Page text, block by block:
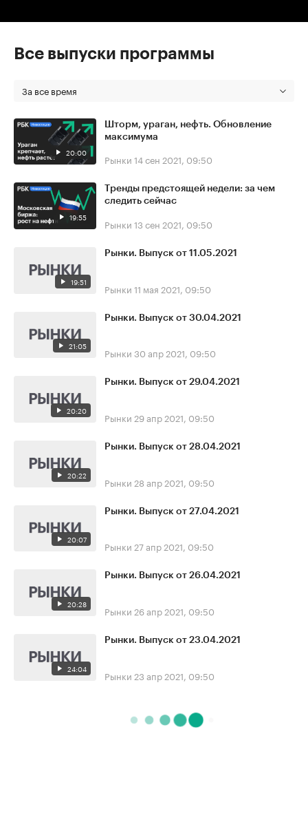
Все выпуски программы
За все время
20:00
Шторм, ураган, нефть. Обновление
максимума
Рынки 14 сен 2021, 09:50
19:55
Тренды предстоящей недели: за чем
следить сейчас
Рынки 13 сен 2021, 09:50
19:51
Рынки. Выпуск от 11.05.2021
Рынки 11 мая 2021, 09:50
21:05
Рынки. Выпуск от 30.04.2021
Рынки 30 апр 2021, 09:50
20:20
Рынки. Выпуск от 29.04.2021
Рынки 29 апр 2021, 09:50
20:22
Рынки. Выпуск от 28.04.2021
Рынки 28 апр 2021, 09:50
20:07
Рынки. Выпуск от 27.04.2021
Рынки 27 апр 2021, 09:50
20:28
Рынки. Выпуск от 26.04.2021
Рынки 26 апр 2021, 09:50
24:04
Рынки. Выпуск от 23.04.2021
Рынки 23 апр 2021, 09:50